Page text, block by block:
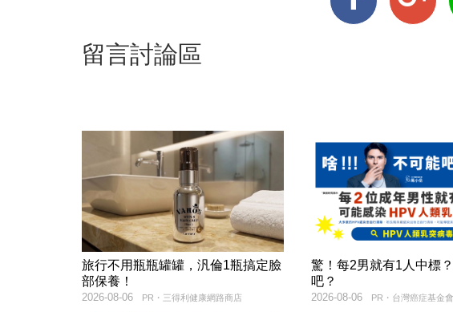
留言討論區
旅行不用瓶瓶罐罐，汎倫1瓶搞定臉
部保養！
PR・三得利健康網路商店
2026-08-06
驚！每2男就有1人中標
吧？
PR・台灣癌症基金會
2026-08-06